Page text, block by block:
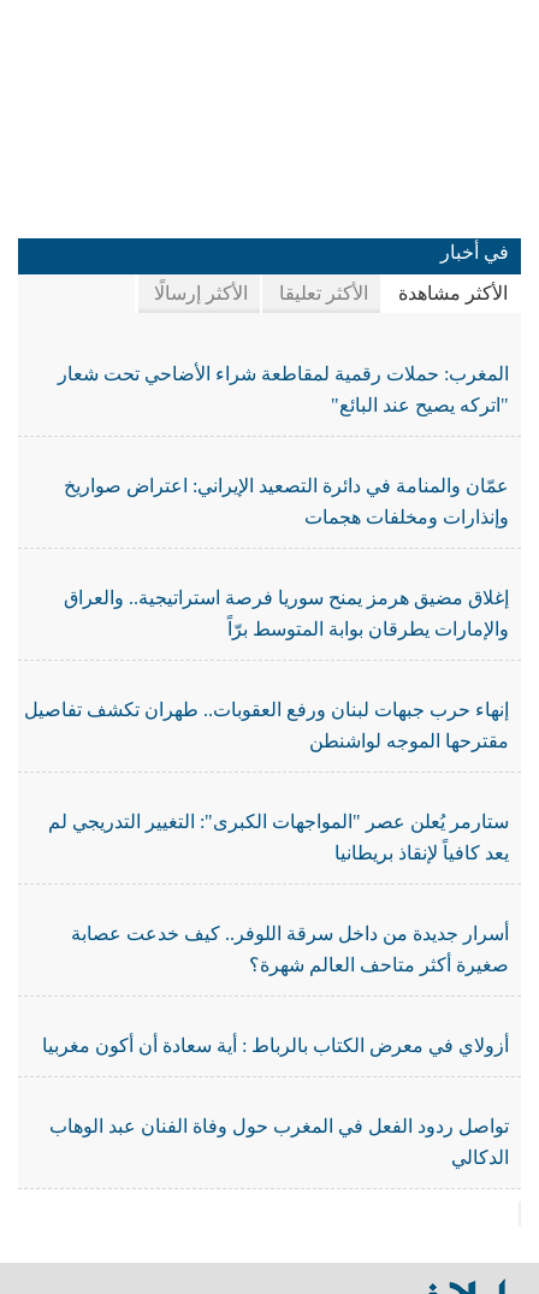
في أخبار
الأكثر مشاهدة الأكثر تعليقا الأكثر إرسالًا
المغرب: حملات رقمية لمقاطعة شراء الأضاحي تحت شعار
"اتركه يصيح عند البائع"
عمّان والمنامة في دائرة التصعيد الإيراني: اعتراض صواريخ
وإنذارات ومخلفات هجمات
إغلاق مضيق هرمز يمنح سوريا فرصة استراتيجية.. والعراق
والإمارات يطرقان بوابة المتوسط برّاً
إنهاء حرب جبهات لبنان ورفع العقوبات.. طهران تكشف تفاصيل
مقترحها الموجه لواشنطن
ستارمر يُعلن عصر "المواجهات الكبرى": التغيير التدريجي لم
يعد كافياً لإنقاذ بريطانيا
أسرار جديدة من داخل سرقة اللوفر.. كيف خدعت عصابة
صغيرة أكثر متاحف العالم شهرة؟
أزولاي في معرض الكتاب بالرباط : أية سعادة أن أكون مغربيا
تواصل ردود الفعل في المغرب حول وفاة الفنان عبد الوهاب
الدكالي